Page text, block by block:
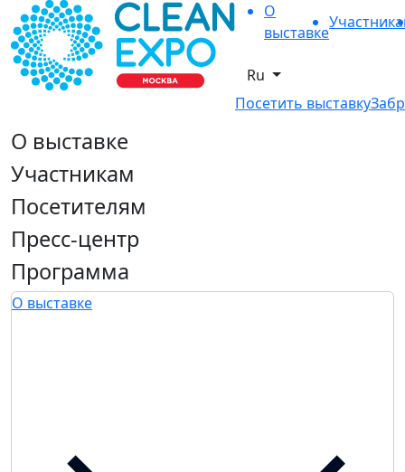
О
выставке
Ru
Посетить выставку
О выставке
Участникам
Посетителям
Пресс-центр
Программа
О выставке